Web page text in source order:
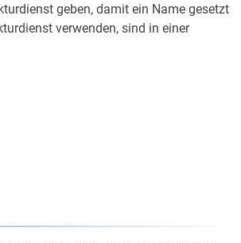
geben, damit ein Name gesetzt
verwenden, sind in einer